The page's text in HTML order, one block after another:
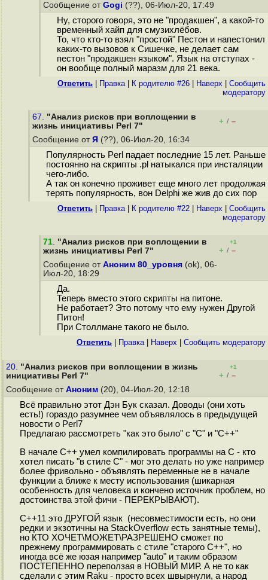
Сообщение от Gogi (??), 06-Июл-20, 17:49
Ну, сторого говоря, это не "продакшен", а какой-то
временный хайп для смузихлёбов.
То, что кто-то взял "простой" Пестон и напестонил
каких-то вызовов к Сишечке, не делает сам
пестон "продакшен языком". Язык на отступах -
он вообще полный маразм для 21 века.
Ответить Правка| К родителю #26 Наверх
Cообщить
модератору
67. "Анализ рисков при воплощении в
жизнь инициативы Perl 7"
+ / –
Сообщение от Я (??), 06-Июл-20, 16:34
Популярность Perl падает последние 15 лет. Раньше
постоянно на скрипты .pl натыкался при инсталяции
чего-либо.
А так он конечно проживет еще много лет продолжая
терять популярность, вон Delphi же жив до сих пор
Ответить Правка| К родителю #22 Наверх
Cообщить
модератору
71. "Анализ рисков при воплощении в
жизнь инициативы Perl 7"
+1
+ / –
Сообщение от Аноним 80_уровня (ok), 06-
Июл-20, 18:29
Да.
Теперь вместо этого скрипты на питоне.
Не работает? Это потому что ему нужен Другой
Питон!
При Столлмане такого не было.
Ответить Правка| Наверх Cообщить модератору
20. "Анализ рисков при воплощении в жизнь
инициативы Perl 7"
+1
+ / –
Сообщение от Аноним (20), 04-Июл-20, 12:18
Всё правильно этот Дэн Бук сказал. Доводы (они хоть
есть!) гораздо разумнее чем объявлялось в предыдущей
новости о Perl7
Предлагаю рассмотреть "как это было" с "C" и "C++"
В начале C++ умел компилировать программы на C - кто
хотел писать "в стиле C" - мог это делать но уже например
более фривольно - объявлять переменные не в начале
функции а ближе к месту использования (шикарная
особенность для человека и кончено источник проблем, но
достоинства этой фичи - ПЕРЕКРЫВАЮТ).
C++11 это ДРУГОЙ язык (несовместимости есть, но они
редки и экзотичны на StackOverflow есть занятные темы),
но КТО ХОЧЕТ\МОЖЕТ\РАЗРЕШЕНО сможет по
прежнему программировать с стиле "старого C++", но
иногда всё же юзая например "auto" и таким образом
ПОСТЕПЕННО переползая в НОВЫЙ МИР. А не то как
сделали с этим Raku - просто всех швырнули, а народ